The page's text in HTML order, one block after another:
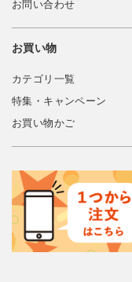
お問い合わせ
お買い物
カテゴリ一覧
特集・キャンペーン
お買い物かご